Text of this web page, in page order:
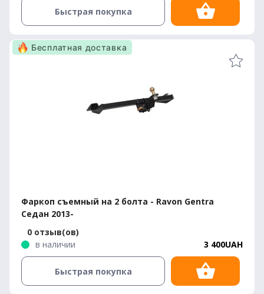
Быстрая покупка
Фаркоп съемный на 2 болта - Ravon Gentra
Седан 2013-
0 отзыв(ов)
в наличии
3 400UAH
Бесплатная доставка
Быстрая покупка